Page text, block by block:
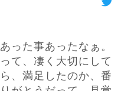
った事あったなぁ。
て、凄く大切にして
、満足したのか、番